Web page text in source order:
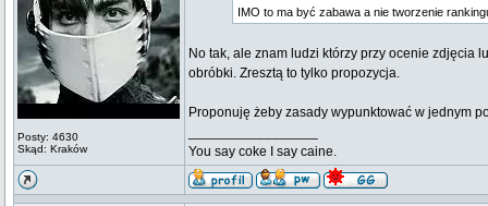
Posty: 4630
Skąd: Kraków
IMO to ma być zabawa a nie tworzenie
No tak, ale znam ludzi którzy przy ocenie zdjęcia
obróbki. Zresztą to tylko propozycja.
Proponuję żeby zasady wypunktować w jednym
You say coke I say caine.